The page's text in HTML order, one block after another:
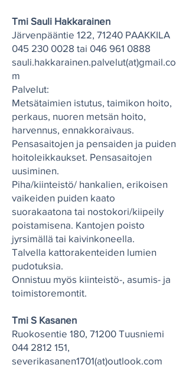
Tmi Sauli Hakkarainen
Järvenpääntie 122, 71240 PAAKKILA
045 230 0028 tai 046 961 0888
sauli.hakkarainen.palvelut(at)gmail.co
m
Palvelut:
Metsätaimien istutus, taimikon hoito,
perkaus, nuoren metsän hoito,
harvennus, ennakkoraivaus.
Pensasaitojen ja pensaiden ja puiden
hoitoleikkaukset. Pensasaitojen
uusiminen.
Piha/kiinteistö/ hankalien, erikoisen
vaikeiden puiden kaato
suorakaatona tai nostokori/kiipeily
poistamisena. Kantojen poisto
jyrsimällä tai kaivinkoneella.
Talvella kattorakenteiden lumien
pudotuksia.
Onnistuu myös kiinteistö-, asumis- ja
toimistoremontit.
Tmi S Kasanen
Ruokosentie 180, 71200 Tuusniemi
044 2812 151,
severikasanen1701(at)outlook.com